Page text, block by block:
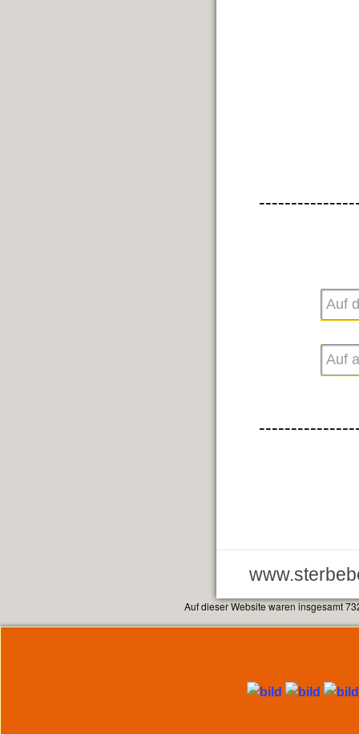
Auf dieser Website waren insgesamt